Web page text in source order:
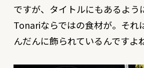
ですが、タイトルにもあるよう
Tonariならではの食材が。それ
んだんに飾られているんですよ